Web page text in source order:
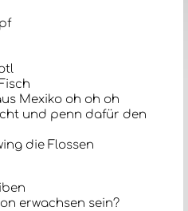
Mexiko oh oh oh
und penn dafür den
die Flossen
erwachsen sein?